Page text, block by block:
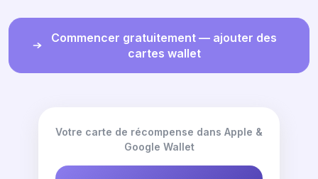
Commencer gratuitement — ajouter des
cartes wallet
Votre carte de récompense dans Apple &
Google Wallet